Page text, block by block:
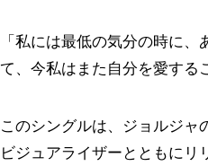
「私には最低の気分の時に
て、今私はまた自分を愛する
このシングルは、ジョルジャ
ビジュアライザーとともに